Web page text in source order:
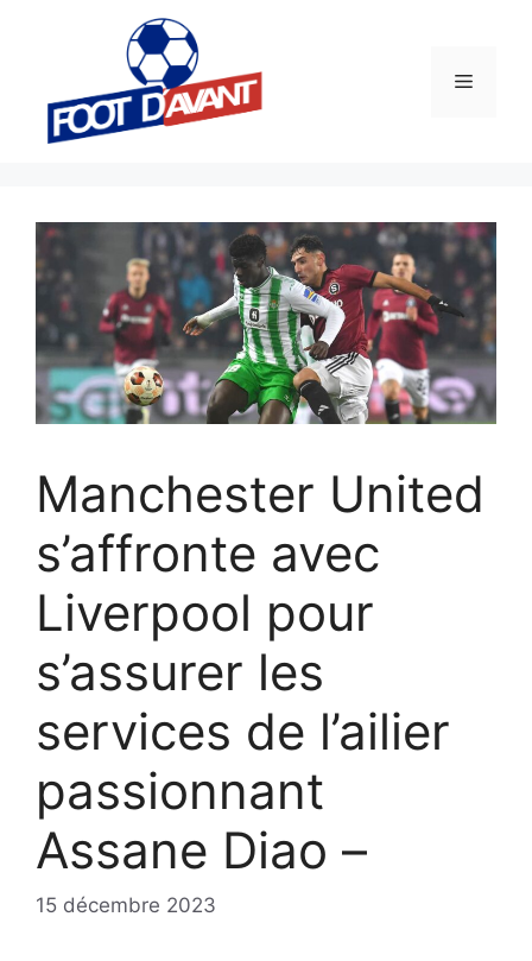
Menu
Manchester United
s’affronte avec
Liverpool pour
s’assurer les
services de l’ailier
passionnant
Assane Diao –
15 décembre 2023